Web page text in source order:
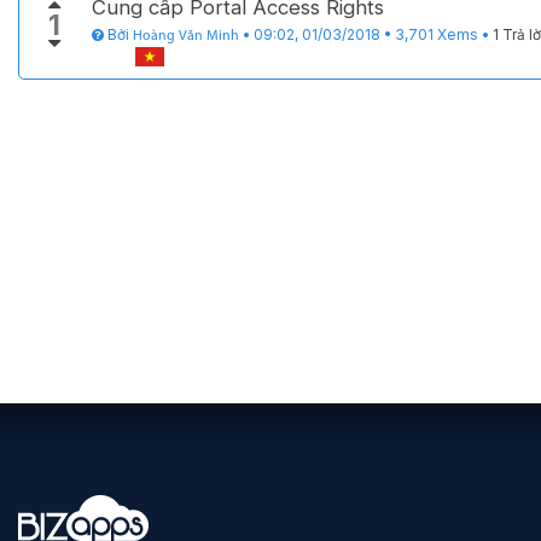
1
Cung cấp Portal Access Rights
Bởi Hoàng Văn Minh • 09:02, 01/03/2018 • 3,701 Xems • 1 Trả